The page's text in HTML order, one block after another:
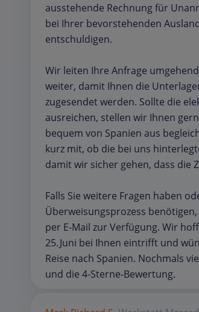
ausstehende Rechnung für
bei Ihrer bevorstehenden
entschuldigen.
Wir leiten Ihre Anfrage
weiter, damit Ihnen die
zugesendet werden. Sollte die
ausreichen, stellen wir Ihnen
bequem von Spanien aus
kurz mit, ob die bei uns
damit wir sicher gehen, dass die
Falls Sie weitere Fragen haben
Überweisungsprozess
per E‑Mail zur Verfügung. Wir
25. Juni bei Ihnen eintrifft und
Reise nach Spanien. Nochmals
und die 4‑Sterne‑Bewertung.